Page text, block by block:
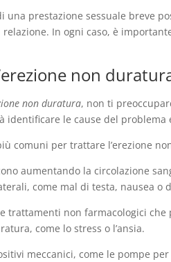
una prestazione sessuale breve
In ogni caso, è
non
non duratura, non ti
identificare le cause del
comuni per trattare l’erezione
aumentando la circolazione
come mal di testa, nausea o
trattamenti non farmacologici
come lo stress o l’ansia.
meccanici, come le pompe